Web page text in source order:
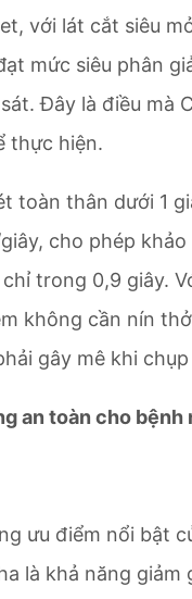
với lát cắt siêu
mức siêu phân
Đây là điều mà
thực hiện.
toàn thân dưới 1
cho phép khảo
trong 0,9 giây.
không cần nín
gây mê khi chụp
an toàn cho bệnh
ưu điểm nổi bật
là khả năng giảm